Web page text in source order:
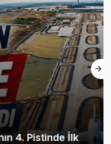
4. Pistinde İlk